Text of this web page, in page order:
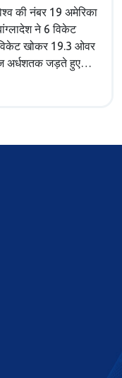
की नंबर 19 अमेरिका
ने 6 विकेट
खोकर 19.3 ओवर
अर्धशतक जड़ते हुए